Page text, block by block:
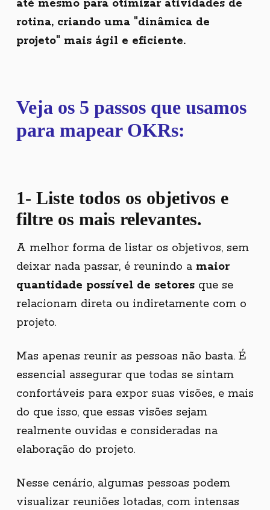
até mesmo para otimizar atividades de
rotina, criando uma "dinâmica de
projeto" mais ágil e eficiente.
Veja os 5 passos que usamos
para mapear OKRs:
1- Liste todos os objetivos e
filtre os mais relevantes.
A melhor forma de listar os objetivos, sem
deixar nada passar, é reunindo a maior
quantidade possível de setoresque se
relacionam direta ou indiretamente com o
projeto.
Mas apenas reunir as pessoas não basta. É
essencial assegurar que todas se sintam
confortáveis para expor suas visões, e mais
do que isso, que essas visões sejam
realmente ouvidas e consideradas na
elaboração do projeto.
Nesse cenário, algumas pessoas podem
visualizar reuniões lotadas, com intensas